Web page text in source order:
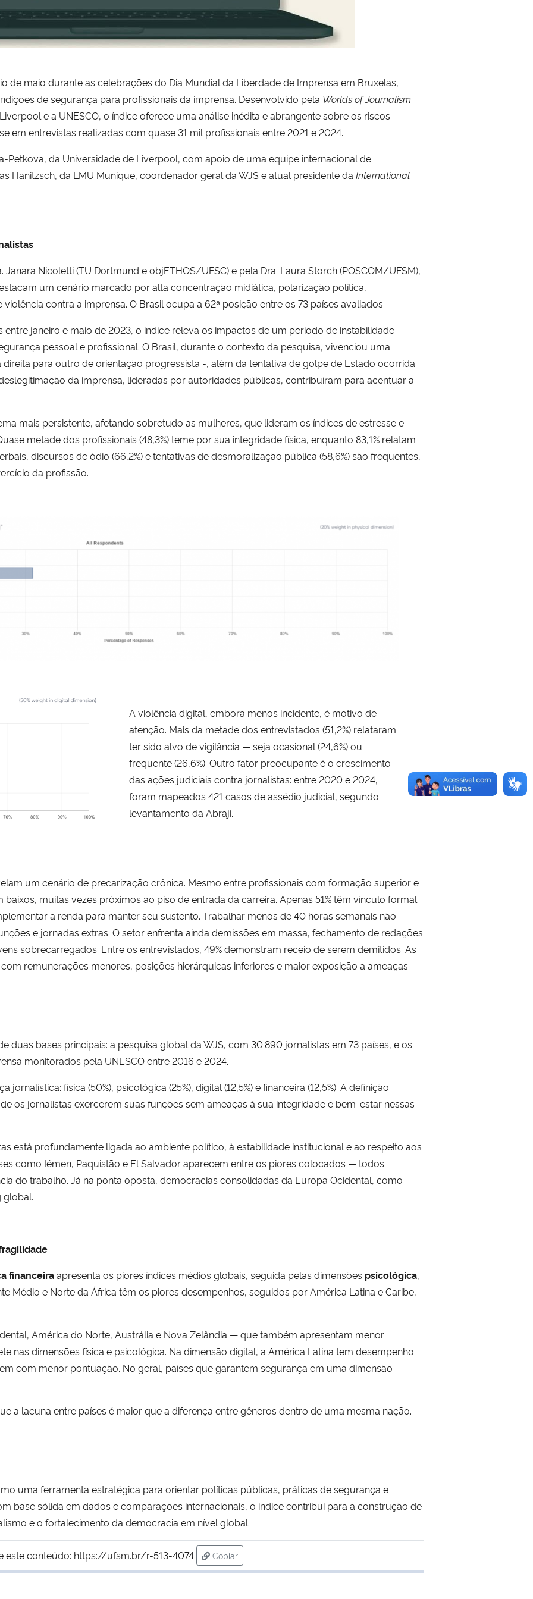
de maio durante as celebrações do Dia Mundial da Liberdade de Imprensa em Bruxelas,
de segurança para profissionais da imprensa. Desenvolvido pela Worlds of Journalism
e a UNESCO, o índice oferece uma análise inédita e abrangente sobre os riscos
em entrevistas realizadas com quase 31 mil profissionais entre 2021 e 2024.
Petkova, da Universidade de Liverpool, com apoio de uma equipe internacional de
Hanitzsch, da LMU Munique, coordenador geral da WJS e atual presidente da International
Nicoletti (TU Dortmund e objETHOS/UFSC) e pela Dra. Laura Storch (POSCOM/UFSM),
um cenário marcado por alta concentração midiática, polarização política,
contra a imprensa. O Brasil ocupa a 62ª posição entre os 73 países avaliados.
janeiro e maio de 2023, o índice releva os impactos de um período de instabilidade
pessoal e profissional. O Brasil, durante o contexto da pesquisa, vivenciou uma
para outro de orientação progressista -, além da tentativa de golpe de Estado ocorrida
da imprensa, lideradas por autoridades públicas, contribuíram para acentuar a
mais persistente, afetando sobretudo as mulheres, que lideram os índices de estresse e
metade dos profissionais (48,3%) teme por sua integridade física, enquanto 83,1% relatam
discursos de ódio (66,2%) e tentativas de desmoralização pública (58,6%) são frequentes,
da profissão.
A violência digital, embora menos incidente, é motivo de
atenção. Mais da metade dos entrevistados (51,2%) relataram
ter sido alvo de vigilância — seja ocasional (24,6%) ou
frequente (26,6%). Outro fator preocupante é o crescimento
das ações judiciais contra jornalistas: entre 2020 e 2024,
foram mapeados 421 casos de assédio judicial, segundo
levantamento da Abraji.
um cenário de precarização crônica. Mesmo entre profissionais com formação superior e
muitas vezes próximos ao piso de entrada da carreira. Apenas 51% têm vínculo formal
a renda para manter seu sustento. Trabalhar menos de 40 horas semanais não
e jornadas extras. O setor enfrenta ainda demissões em massa, fechamento de redações
sobrecarregados. Entre os entrevistados, 49% demonstram receio de serem demitidos. As
remunerações menores, posições hierárquicas inferiores e maior exposição a ameaças.
duas bases principais: a pesquisa global da WJS, com 30.890 jornalistas em 73 países, e os
monitorados pela UNESCO entre 2016 e 2024.
física (50%), psicológica (25%), digital (12,5%) e financeira (12,5%). A definição
os jornalistas exercerem suas funções sem ameaças à sua integridade e bem-estar nessas
está profundamente ligada ao ambiente político, à estabilidade institucional e ao respeito aos
como Iémen, Paquistão e El Salvador aparecem entre os piores colocados — todos
do trabalho. Já na ponta oposta, democracias consolidadas da Europa Ocidental, como
global.
financeiraapresenta os piores índices médios globais, seguida pelas dimensões psicológica,
Médio e Norte da África têm os piores desempenhos, seguidos por América Latina e Caribe,
América do Norte, Austrália e Nova Zelândia — que também apresentam menor
nas dimensões física e psicológica. Na dimensão digital, a América Latina tem desempenho
com menor pontuação. No geral, países que garantem segurança em uma dimensão
a lacuna entre países é maior que a diferença entre gêneros dentro de uma mesma nação.
uma ferramenta estratégica para orientar políticas públicas, práticas de segurança e
base sólida em dados e comparações internacionais, o índice contribui para a construção de
e o fortalecimento da democracia em nível global.
este conteúdo: https://ufsm.br/r-513-4074
Copiar
para área de transferência